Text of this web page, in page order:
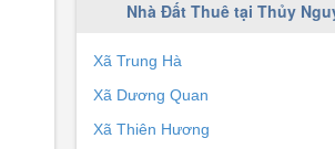
Nhà Đất Thuê tại Thủy
Xã Trung Hà
Xã Dương Quan
Xã Thiên Hương